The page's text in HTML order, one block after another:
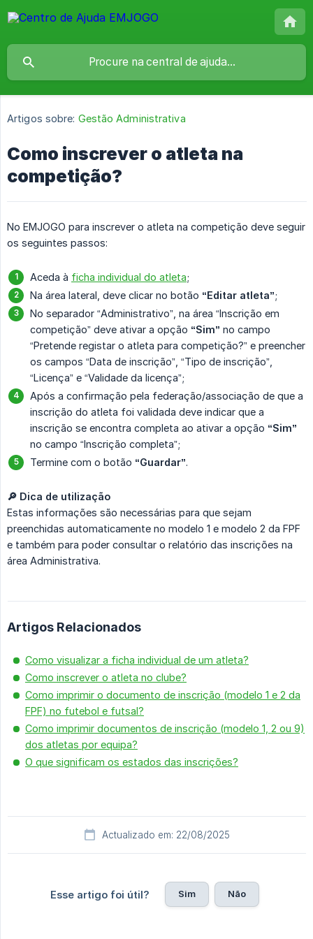
Artigos sobre: Gestão Administrativa
Como inscrever o atleta na
competição?
No EMJOGO para inscrever o atleta na competição deve seguir
os seguintes passos:
Aceda à ficha individual do atleta;
Na área lateral, deve clicar no botão “Editar atleta”;
No separador “Administrativo”, na área “Inscrição em
competição” deve ativar a opção “Sim” no campo
“Pretende registar o atleta para competição?” e preencher
os campos “Data de inscrição”, “Tipo de inscrição”,
“Licença” e “Validade da licença”;
Após a confirmação pela federação/associação de que a
inscrição do atleta foi validada deve indicar que a
inscrição se encontra completa ao ativar a opção “Sim”
no campo “Inscrição completa”;
Termine com o botão “Guardar”.
🔎 Dica de utilização
Estas informações são necessárias para que sejam
preenchidas automaticamente no modelo 1 e modelo 2 da FPF
e também para poder consultar o relatório das inscrições na
área Administrativa.
Artigos Relacionados
Como visualizar a ficha individual de um atleta?
Como inscrever o atleta no clube?
Como imprimir o documento de inscrição (modelo 1 e 2 da
FPF) no futebol e futsal?
Como imprimir documentos de inscrição (modelo 1, 2 ou 9)
dos atletas por equipa?
O que significam os estados das inscrições?
Actualizado em: 22/08/2025
Esse artigo foi útil? Sim Não